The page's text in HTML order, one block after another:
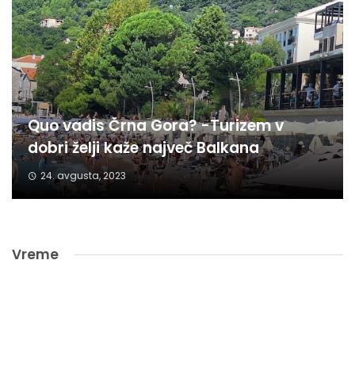
Quo vadis Črna Gora? -Turizem v
dobri želji kaže največ Balkana
24. avgusta, 2023
Vreme